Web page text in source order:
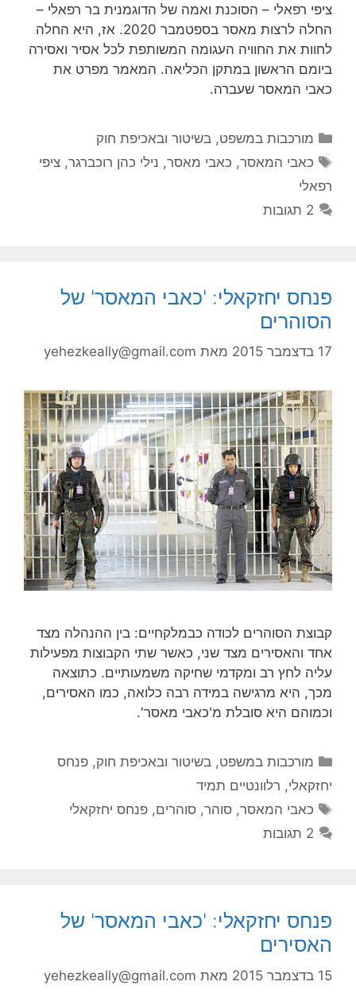
ציפי רפאלי – הסוכנת ואמה של הדוגמנית בר רפאלי –
החלה לרצות מאסר בספטמבר 2020. אז, היא החלה
לחוות את החוויה העגומה המשותפת לכל אסיר ואסירה
ביומם הראשון במתקן הכליאה. המאמר מפרט את
כאבי המאסר שעברה.
קטגוריות
מורכבות במשפט, בשיטור ובאכיפת חוק
תגיות
כאבי המאסר, כאבי מאסר, נילי כהן רוכברגר,ציפי
רפאלי
2 תגובות
פנחס יחזקאלי: 'כאבי המאסר' של
הסוהרים
17 בדצמבר 2015 מאת yehezkeally@gmail.com
קבוצת הסוהרים לכודה כבמלקחיים: בין ההנהלה מצד
אחד והאסירים מצד שני, כאשר שתי הקבוצות מפעילות
עליה לחץ רב ומקדמי שחיקה משמעותיים. כתוצאה
מכך, היא מרגישה במידה רבה כלואה, כמו האסירים,
וכמוהם היא סובלת מ'כאבי מאסר'.
קטגוריות
מורכבות במשפט, בשיטור ובאכיפת חוק,פנחס
יחזקאלי, רלוונטיים תמיד
תגיות
כאבי המאסר,סוהר,סוהרים,פנחס יחזקאלי
2 תגובות
פנחס יחזקאלי: 'כאבי המאסר' של
האסירים
15 בדצמבר 2015 מאת yehezkeally@gmail.com